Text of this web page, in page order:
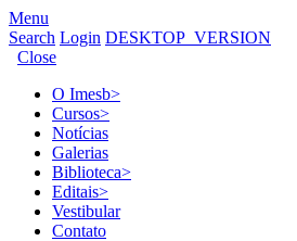
Menu
Search Login DESKTOP_VERSION
Close
O Imesb>
Cursos>
Notícias
Galerias
Biblioteca>
Editais>
Vestibular
Contato